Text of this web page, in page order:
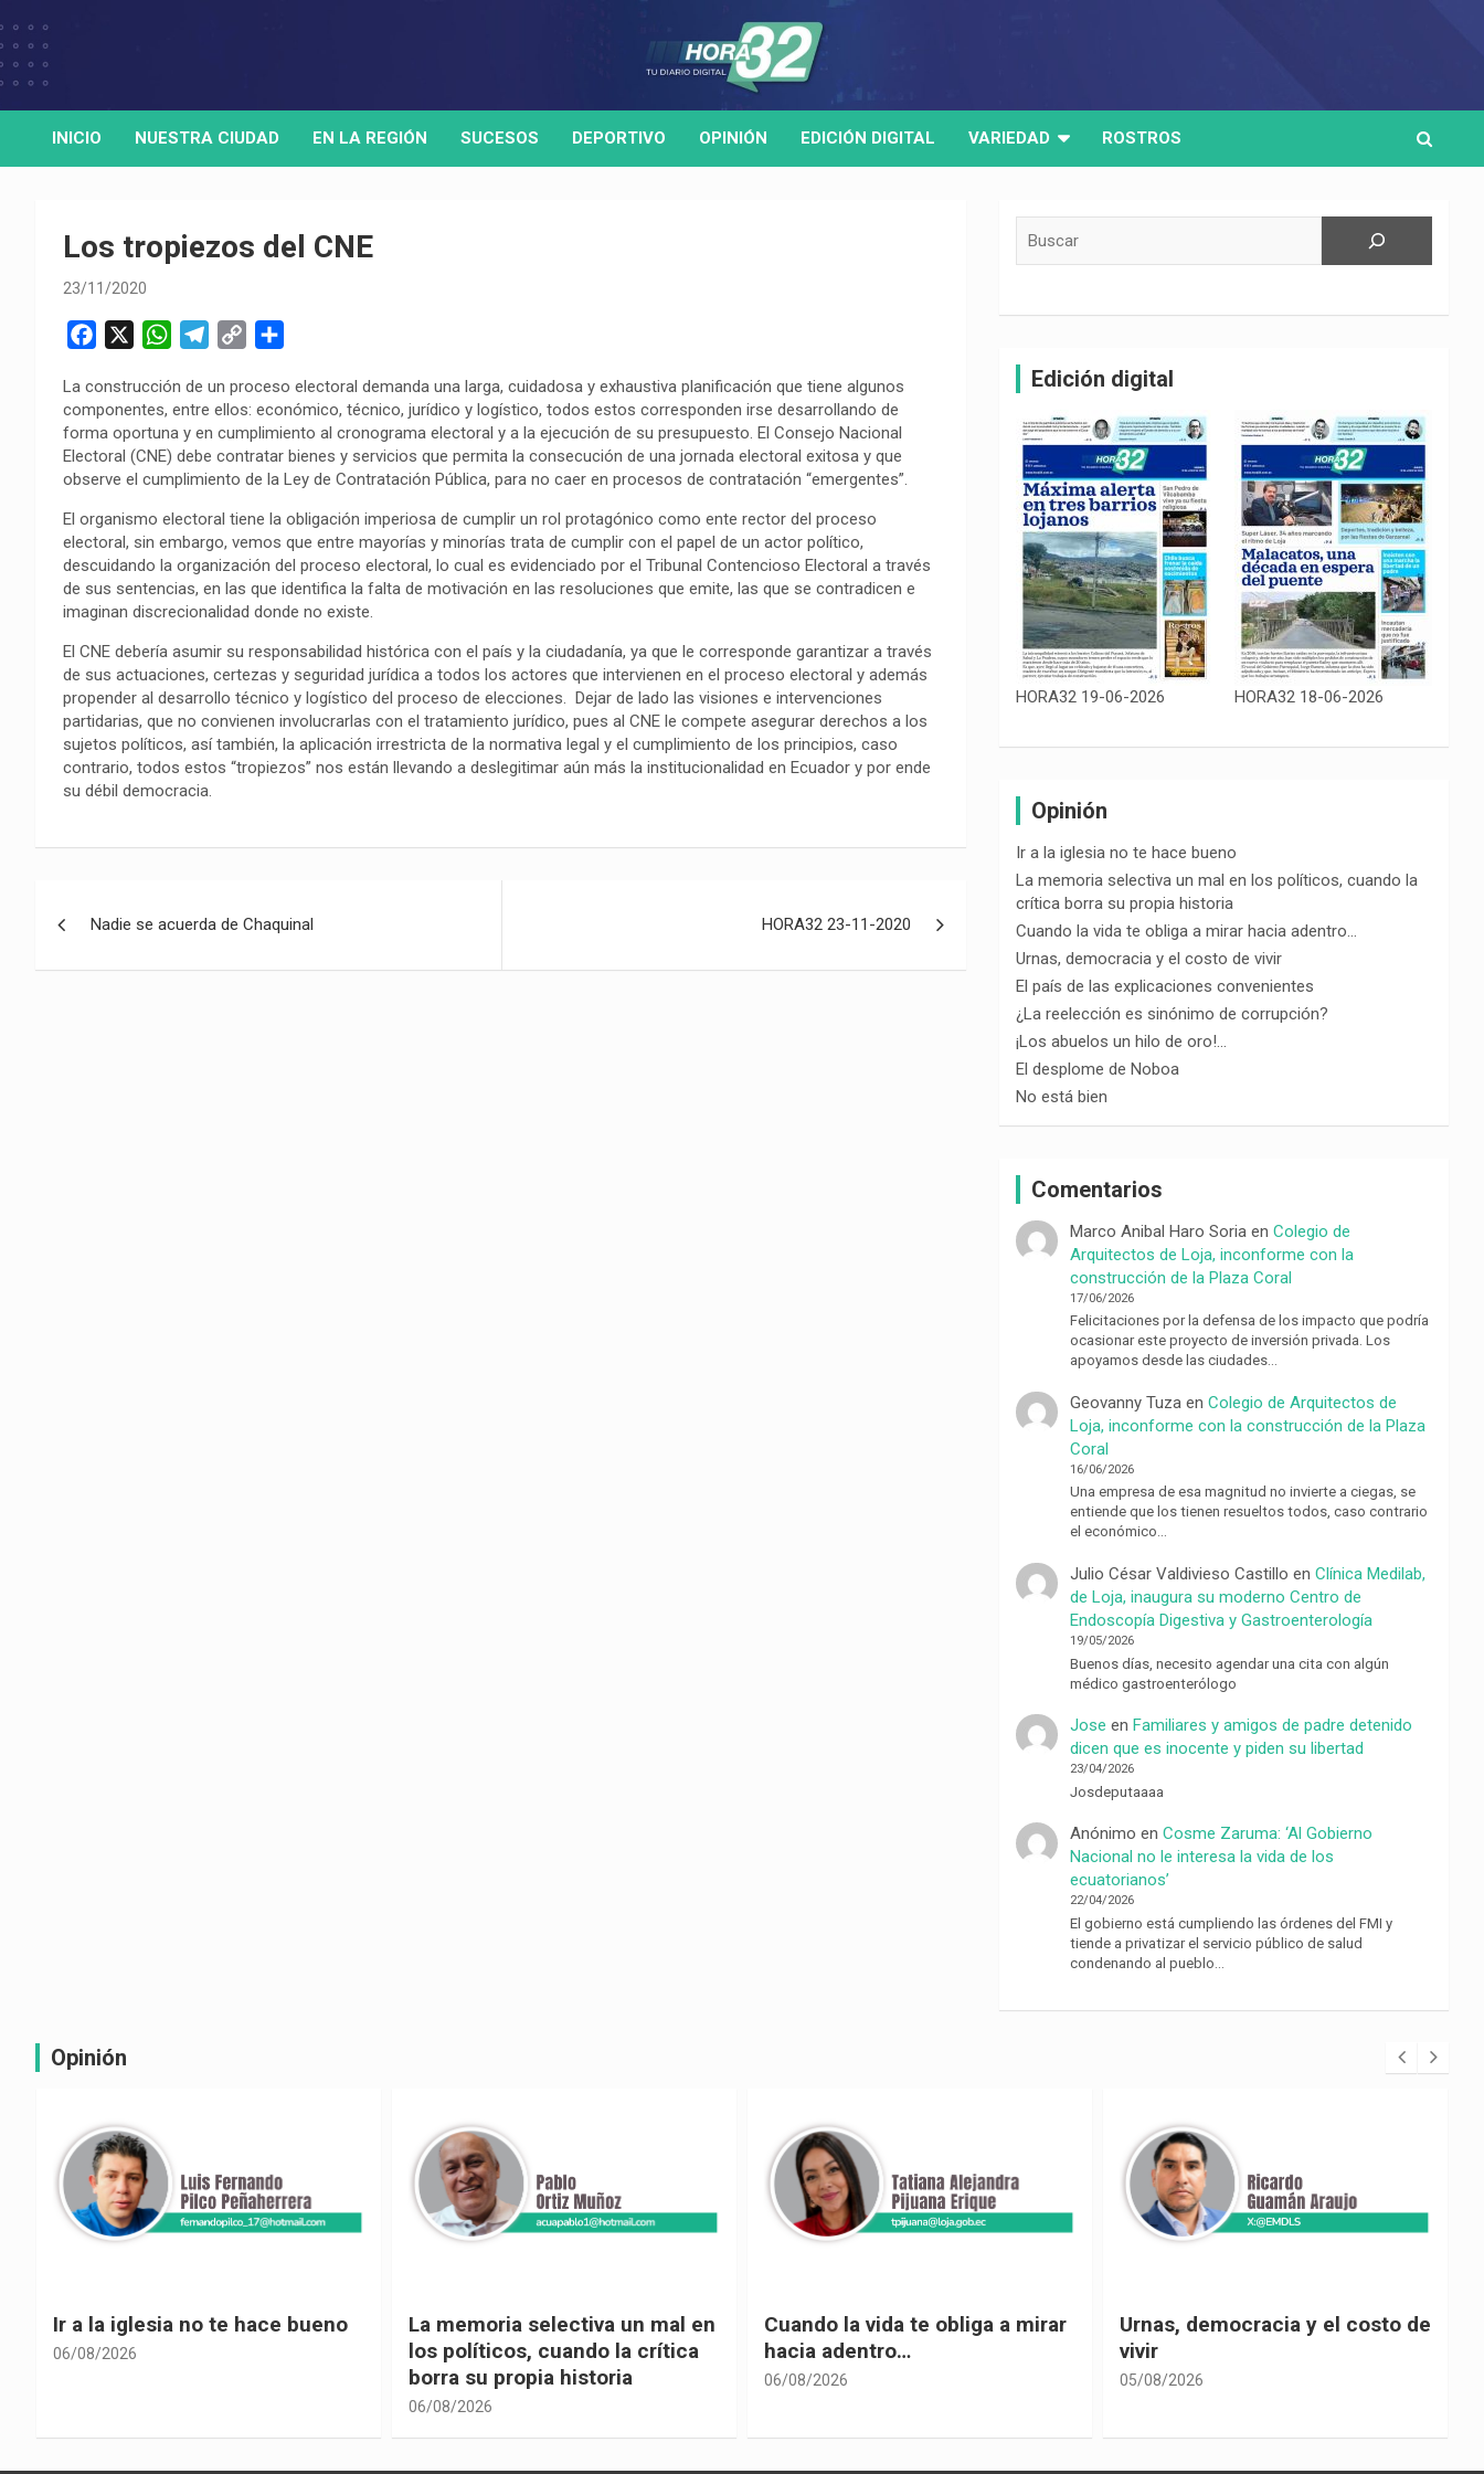
to
HORA32
Medio de comunicación digital
INICIO NUESTRA CIUDAD EN LA REGIÓN SUCESOS DEPORTIVO OPINIÓN EDICIÓN DIGITAL VARIEDAD ROSTROS
Los tropiezos del CNE
23/11/2020
c
e
b
o
k
W
a
t
s
A
p
l
e
g
r
m
p
y
L
i
k
m
p
a
r
i
r
La construcción de un proceso electoral demanda una larga, cuidadosa y exhaustiva planificación que tiene algunos
componentes, entre ellos: económico, técnico, jurídico y logístico, todos estos corresponden irse desarrollando de
forma oportuna y en cumplimiento al cronograma electoral y a la ejecución de su presupuesto. El Consejo Nacional
Electoral (CNE) debe contratar bienes y servicios que permita la consecución de una jornada electoral exitosa y que
observe el cumplimiento de la Ley de Contratación Pública, para no caer en procesos de contratación “emergentes”.
El organismo electoral tiene la obligación imperiosa de cumplir un rol protagónico como ente rector del proceso
electoral, sin embargo, vemos que entre mayorías y minorías trata de cumplir con el papel de un actor político,
descuidando la organización del proceso electoral, lo cual es evidenciado por el Tribunal Contencioso Electoral a través
de sus sentencias, en las que identifica la falta de motivación en las resoluciones que emite, las que se contradicen e
imaginan discrecionalidad donde no existe.
El CNE debería asumir su responsabilidad histórica con el país y la ciudadanía, ya que le corresponde garantizar a través
de sus actuaciones, certezas y seguridad jurídica a todos los actores que intervienen en el proceso electoral y además
propender al desarrollo técnico y logístico del proceso de elecciones. Dejar de lado las visiones e intervenciones
partidarias, que no convienen involucrarlas con el tratamiento jurídico, pues al CNE le compete asegurar derechos a los
sujetos políticos, así también, la aplicación irrestricta de la normativa legal y el cumplimiento de los principios, caso
contrario, todos estos “tropiezos” nos están llevando a deslegitimar aún más la institucionalidad en Ecuador y por ende
su débil democracia.
Nadie se acuerda de Chaquinal HORA32 23-11-2020
Edición digital
HORA32 19-06-2026 HORA32 18-06-2026
Opinión
Ir a la iglesia no te hace bueno
La memoria selectiva un mal en los políticos, cuando la
crítica borra su propia historia
Cuando la vida te obliga a mirar hacia adentro…
Urnas, democracia y el costo de vivir
El país de las explicaciones convenientes
¿La reelección es sinónimo de corrupción?
¡Los abuelos un hilo de oro!…
El desplome de Noboa
No está bien
Comentarios
Marco Anibal Haro Soria enColegio de
Arquitectos de Loja, inconforme con la
construcción de la Plaza Coral
17/06/2026
Felicitaciones por la defensa de los impacto que podría
ocasionar este proyecto de inversión privada. Los
apoyamos desde las ciudades…
Geovanny Tuza enColegio de Arquitectos de
Loja, inconforme con la construcción de la Plaza
Coral
16/06/2026
Una empresa de esa magnitud no invierte a ciegas, se
entiende que los tienen resueltos todos, caso contrario
el económico…
Julio César Valdivieso Castillo enClínica Medilab,
de Loja, inaugura su moderno Centro de
Endoscopía Digestiva y Gastroenterología
19/05/2026
Buenos días, necesito agendar una cita con algún
médico gastroenterólogo
Jose enFamiliares y amigos de padre detenido
dicen que es inocente y piden su libertad
23/04/2026
Josdeputaaaa
Anónimo enCosme Zaruma: ‘Al Gobierno
Nacional no le interesa la vida de los
ecuatorianos’
22/04/2026
El gobierno está cumpliendo las órdenes del FMI y
tiende a privatizar el servicio público de salud
condenando al pueblo…
Opinión
La memoria selectiva un mal en
los políticos, cuando la crítica
Cuando la vida te obliga a mirar
hacia adentro…
06/08/2026
Urnas, democracia y el costo de
vivir
05/08/2026
El país de las explicaciones
convenientes
05/08/2026